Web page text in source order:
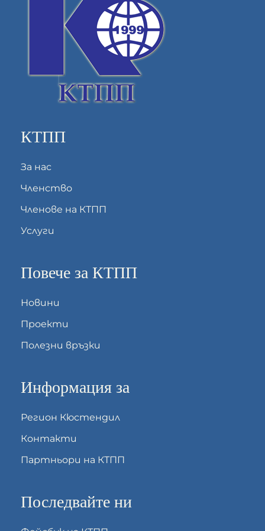
КТПП
За нас
Членство
Членове на КТПП
Услуги
Повече за КТПП
Новини
Проекти
Полезни връзки
Информация за
Регион Кюстендил
Контакти
Партньори на КТПП
Последвайте ни